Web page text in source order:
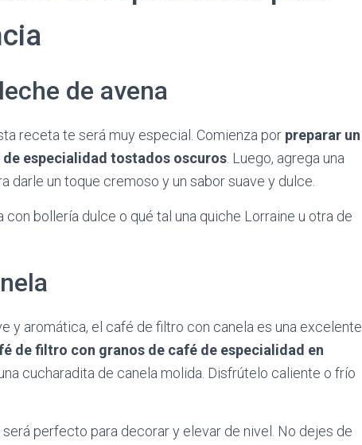
de avena
receta te será muy especial. Comienza por preparar un
especialidad tostados oscuros . Luego, agrega una
darle un toque cremoso y un sabor suave y dulce.
bollería dulce o qué tal una quiche Lorraine u otra de
y aromática, el café de filtro con canela es una excelente
de filtro con granos de café de especialidad en
cucharadita de canela molida. Disfrútelo caliente o frío
perfecto para decorar y elevar de nivel. No dejes de